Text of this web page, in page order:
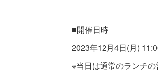
■開催日時
2023年12月4日(月)
※当日は通常のランチの